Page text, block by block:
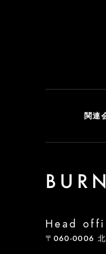
関連
Head
〒060-0006 北